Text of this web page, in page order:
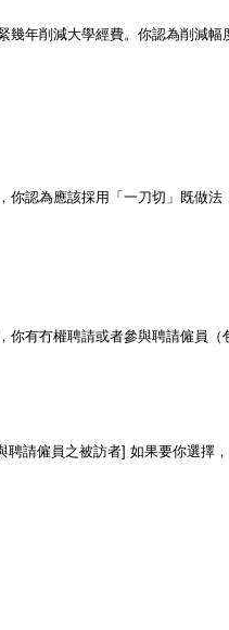
幾年削減大學經費。你認為削減
你認為應該採用「一刀切」既做
你有冇權聘請或者參與聘請僱員（
聘請僱員之被訪者] 如果要你選擇